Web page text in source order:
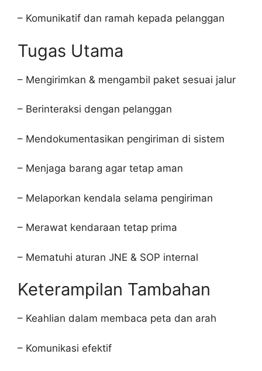
– Komunikatif dan ramah kepada pelanggan
Tugas Utama
– Mengirimkan & mengambil paket sesuai jalur
– Berinteraksi dengan pelanggan
– Mendokumentasikan pengiriman di sistem
– Menjaga barang agar tetap aman
– Melaporkan kendala selama pengiriman
– Merawat kendaraan tetap prima
– Mematuhi aturan JNE & SOP internal
Keterampilan Tambahan
– Keahlian dalam membaca peta dan arah
– Komunikasi efektif